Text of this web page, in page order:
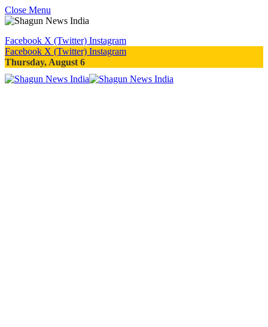
Close Menu
Facebook X (Twitter) Instagram
Facebook X (Twitter) Instagram
Thursday, August 6